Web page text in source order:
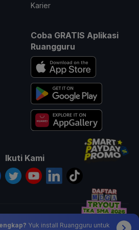
Karier
Coba GRATIS Aplikasi
Ruangguru
Ikuti Kami
PT. Ruang Raya Indonesia
Yuk install Ruangguru untuk